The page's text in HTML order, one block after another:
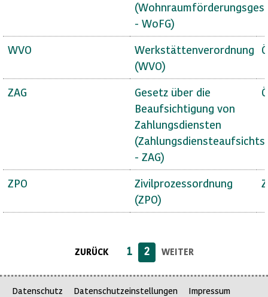
- WoFG)
WVO
Werkstättenverordnung
(WVO)
ZAG
Gesetz über die
Beaufsichtigung von
Zahlungsdiensten
- ZAG)
ZPO
Zivilprozessordnung
(ZPO)
ZURÜCK 1 2 WEITER
Datenschutz Datenschutzeinstellungen Impressum